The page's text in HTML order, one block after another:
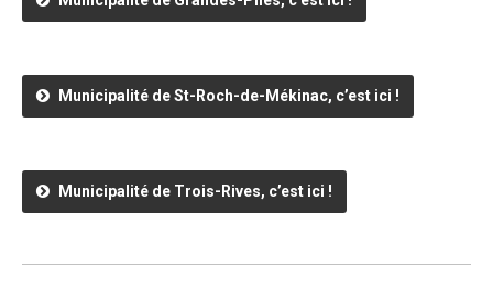
Municipalité de St-Roch-de-Mékinac, c’est ici !
Municipalité de Trois-Rives, c’est ici !